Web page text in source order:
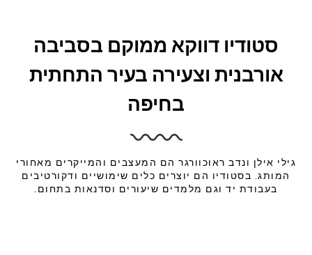
סטודיו דווקא ממוקם בסביבה
אורבנית וצעירה בעיר התחתית
בחיפה
גילי אילן ונדב ראוכוורגר הם המעצבים והמייקרים מאחורי
המותג. בסטודיו הם יוצרים כלים שימושיים ודקורטיבים
בעבודת יד וגם מלמדים שיעורים וסדנאות בתחום.